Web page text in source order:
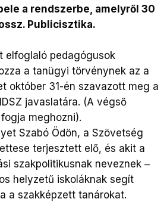
a rendszerbe, amelyről 30
Publicisztika.
elfoglaló pedagógusok
a tanügyi törvénynek az a
október 31-én szavazott meg a
javaslatára. (A végső
meghozni).
Szabó Ödön, a Szövetség
terjesztett elő, és akit a
szakpolitikusnak neveznek ‒
helyzetű iskoláknak segít
a szakképzett tanárokat.